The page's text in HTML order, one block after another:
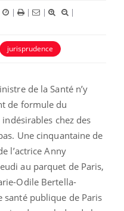
| | |
|
jurisprudence
de la Santé n’y
de formule du
chez des
Une cinquantaine de
l’actrice Anny
au parquet de Paris,
Odile Bertella-
santé publique de Paris